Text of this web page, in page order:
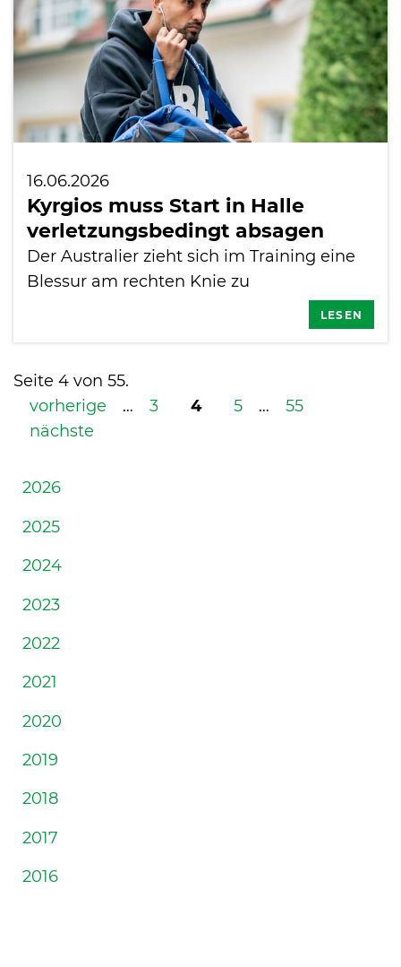
16.06.2026
Kyrgios muss Start in Halle
verletzungsbedingt absagen
Der Australier zieht sich im Training eine
Blessur am rechten Knie zu
LESEN
Seite 4 von 55.
vorherige
… 3 4 5 …
55
nächste
2026
2025
2024
2023
2022
2021
2020
2019
2018
2017
2016